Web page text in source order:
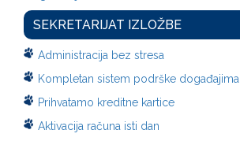
SEKRETARIJAT IZLOŽBE
Administracija bez stresa
Kompletan sistem podrške događajima
Prihvatamo kreditne kartice
Aktivacija računa isti dan